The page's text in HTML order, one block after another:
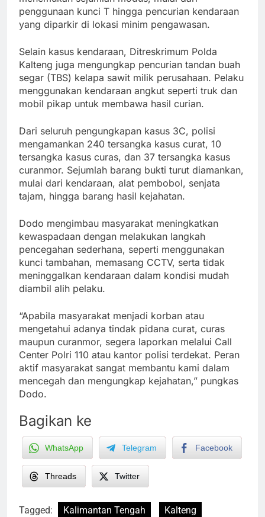
penggunaan kunci T hingga pencurian kendaraan
yang diparkir di lokasi minim pengawasan.
Selain kasus kendaraan, Ditreskrimum Polda
Kalteng juga mengungkap pencurian tandan buah
segar (TBS) kelapa sawit milik perusahaan. Pelaku
menggunakan kendaraan angkut seperti truk dan
mobil pikap untuk membawa hasil curian.
Dari seluruh pengungkapan kasus 3C, polisi
mengamankan 240 tersangka kasus curat, 10
tersangka kasus curas, dan 37 tersangka kasus
curanmor. Sejumlah barang bukti turut diamankan,
mulai dari kendaraan, alat pembobol, senjata
tajam, hingga barang hasil kejahatan.
Dodo mengimbau masyarakat meningkatkan
kewaspadaan dengan melakukan langkah
pencegahan sederhana, seperti menggunakan
kunci tambahan, memasang CCTV, serta tidak
meninggalkan kendaraan dalam kondisi mudah
diambil alih pelaku.
“Apabila masyarakat menjadi korban atau
mengetahui adanya tindak pidana curat, curas
maupun curanmor, segera laporkan melalui Call
Center Polri 110 atau kantor polisi terdekat. Peran
aktif masyarakat sangat membantu kami dalam
mencegah dan mengungkap kejahatan,” pungkas
Dodo.
Bagikan ke
WhatsApp Telegram Facebook
Threads Twitter
Tagged: Kalimantan Tengah
Kalteng